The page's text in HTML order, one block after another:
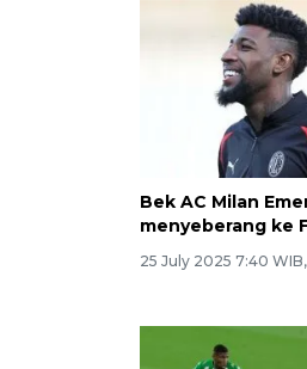
Bek AC Milan
menyeberang ke
25 July 2025 7:40